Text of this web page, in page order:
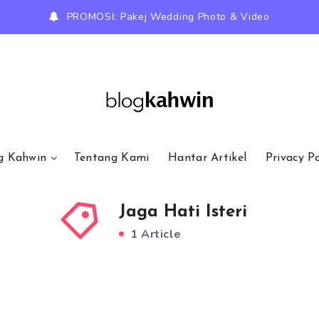
PROMOSI: Pakej Wedding Photo & Video
Kahwin Tentang Kami Hantar Artikel Privacy
Jaga Hati Isteri
1 Article